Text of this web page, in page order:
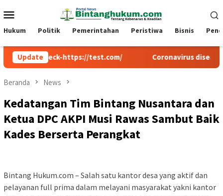
ke
kontenMobile
Hukum Politik Pemerintahan Peristiwa Bisnis
Update
check-https://test.com/ Coronavirus disease 2019
Beranda News
Kedatangan Tim Bintang Nusantara dan
Ketua DPC AKPI Musi Rawas Sambut Baik
Kades Berserta Perangkat
Bintang Hukum.com – Salah satu kantor desa yang aktif dan
pelayanan full prima dalam melayani masyarakat yakni kantor